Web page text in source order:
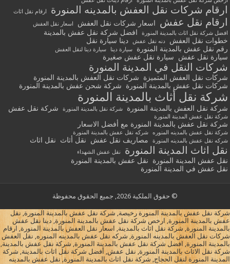
ارقام شركات نقل العفش بالمدينه المنورة ارقام نقل اثاث
ارقام نقل عفش اسعار شركات نقل العفش
اسعار نقل العفش
افضل شركة نقل اثاث بالمدينة المنورة
افضل شركة نقل عفش بالمدينة
خطوات نقل العفش
دنه نقل عفش
دينا سيارة نقل
رقم نقل عفش بالمدينة المنورة
سيارة دينا سيارة دينا لنقل العفش
سيارة نقل عفش سيارة نقل عفش صغيرة
شركات النقل في المدينة المنورة
شركات نقل العفش المتميزة
شركات نقل العفش بالمدينة المنورة
شركات نقل عفش بالمدينة المنورة
شركة شحن عفش بالمدينة المنورة
شركة نقل أثاث بالمدينة المنورة
شركة نقل العفش بالمدينة المنورة شركة نقل بالمدينة المنورة شركة نقل عفش
شركة نقل عفش المدينة المنورة
شركة نقل عفش بالمدينة المنورة مع أفضل الاسعار
شركة نقل عفش بالمدينه المنوره
شركه نقل عفش بالمدينة المنورة
شركه نقل عفش بالمدينه المنورة
مصاريف نقل عفش نقل أثاث نقل اثاث
نقل اثاث المدينة المنورة نقل عفش الشهداء
نقل عفش المدينة المنورة
نقل عفش بالمدينة المنورة
نقل عفش في المدينة المنورة
© حقوق الملكية 2026, جميع الحقوق محفوظة
شركة نقل عفش بالمدينة المنورة رخيصة, شركة نقل عفش بالمدينة المنورة, نقل
عفش بالمدينة المنورة, ارخص شركة نقل عفش بالمدينة المنورة, دينا نقل عفش
بالمدينة المنورة, شركة نقل اثاث بالمدينة, اسعار نقل العفش بالمدينة المنورة, ارقام
شركات نقل العفش بالمدينه المنورة, شركه نقل عفش بالمدينه المنوره, نقل العفش
بالمدينة المنورة, افضل شركة نقل عفش بالمدينة المنورة, شركة نقل عفش بالمدينة,
شركة نقل الاثاث بالمدينة المنورة, نقل عفش, أفضل شركة نقل اثاث بالمدينة, شركة
المدينة المنورة لنقل الحجاج, شركة نقل اثاث بالمدينة المنورة, نقل عفش بالمدينه